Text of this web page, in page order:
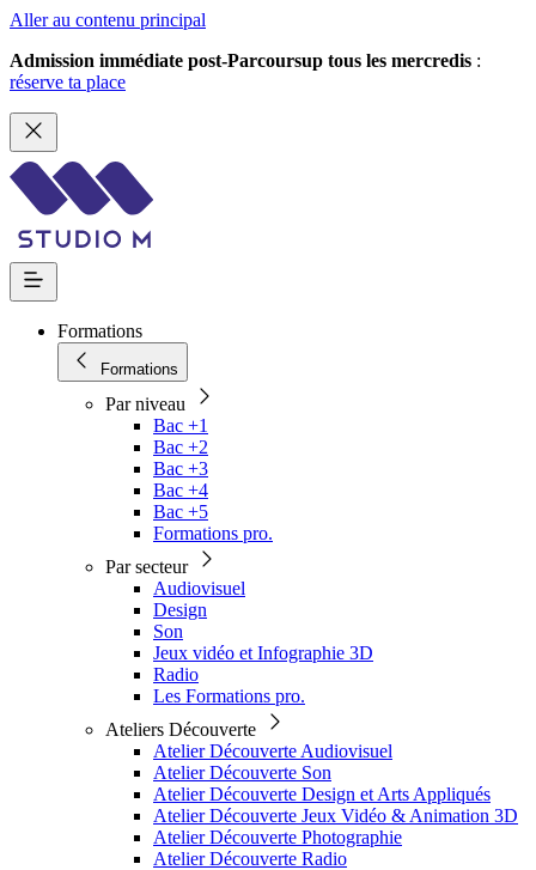
Aller au contenu principal
Admission immédiate post-Parcoursup tous les mercredis :
réserve ta place
Formations
Formations
Par niveau
Bac +1
Bac +2
Bac +3
Bac +4
Bac +5
Formations pro.
Par secteur
Audiovisuel
Design
Son
Jeux vidéo et Infographie 3D
Radio
Les Formations pro.
Ateliers Découverte
Atelier Découverte Audiovisuel
Atelier Découverte Son
Atelier Découverte Design et Arts Appliqués
Atelier Découverte Jeux Vidéo & Animation 3D
Atelier Découverte Photographie
Atelier Découverte Radio